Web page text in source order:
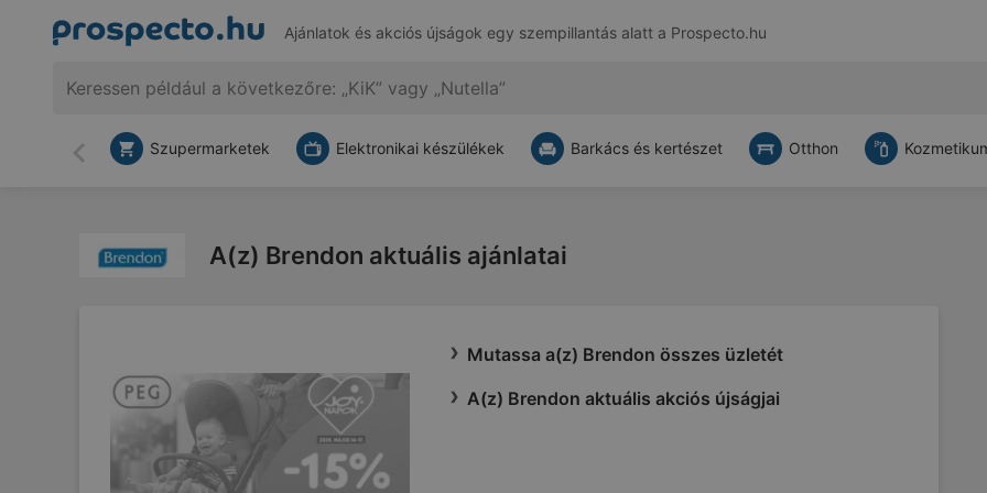
Ajánlatok és akciós újságok egy szempillantás alatt a Prospecto.hu
Vissza
Szupermarketek Elektronikai készülékek Barkács és kertészet Otthon
A(z) Brendon aktuális ajánlatai
Mutassa a(z) Brendon összes üzletét
A(z) Brendon aktuális akciós újságjai